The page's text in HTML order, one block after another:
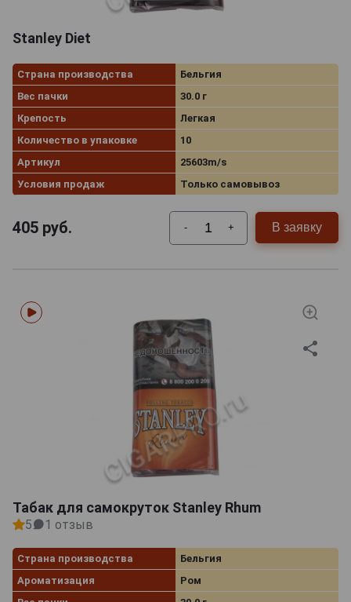
Stanley Diet
Страна производства
Бельгия
Вес пачки
30.0 г
Крепость
Легкая
Количество в упаковке
10
Артикул
25603m/s
Условия продаж
Только самовывоз
405 руб. - + В заявку
Табак для самокруток Stanley Rhum
5 1 отзыв
Страна производства
Бельгия
Ароматизация
Ром